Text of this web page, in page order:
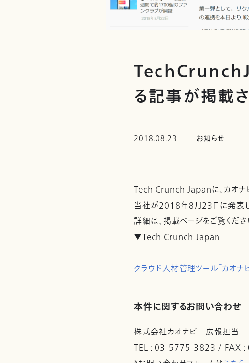
る記事が掲載
2018.08.23 お知らせ
Tech Crunch Japanに、カオナ
当社が2018年8月23日に発表
詳細は、掲載ページをご覧くださ
▼Tech Crunch Japan
クラウド人材管理ツール「カオ
本件に関するお問い合わせ
株式会社カオナビ 広報担当
TEL : 03-5775-3823 / FAX